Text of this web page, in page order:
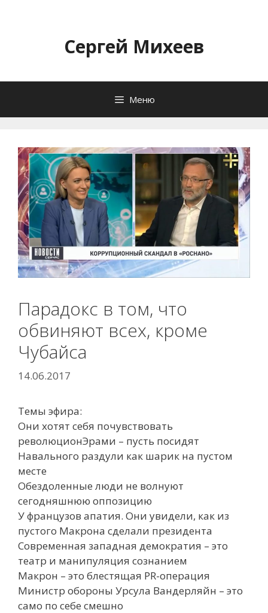
содержимомуСергей Михеев
Меню
Парадокс в том, что
обвиняют всех, кроме
Чубайса
14.06.2017
Темы эфира:
Они хотят себя почувствовать
революционЭрами – пусть посидят
Навального раздули как шарик на пустом
месте
Обездоленные люди не волнуют
сегодняшнюю оппозицию
У французов апатия. Они увидели, как из
пустого Макрона сделали президента
Современная западная демократия – это
театр и манипуляция сознанием
Макрон – это блестящая PR-операция
Министр обороны Урсула Вандерляйн – это
само по себе смешно